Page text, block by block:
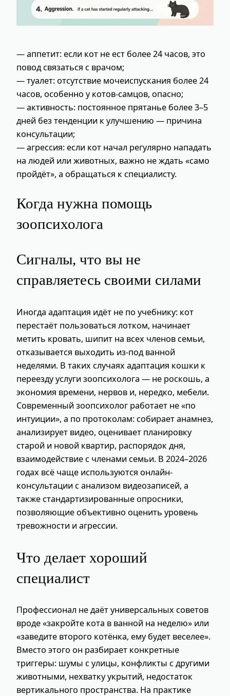
— аппетит: если кот не ест более 24 часов, это
повод связаться с врачом;
— туалет: отсутствие мочеиспускания более 24
часов, особенно у котов-самцов, опасно;
— активность: постоянное прятанье более 3–5
дней без тенденции к улучшению — причина
консультации;
— агрессия: если кот начал регулярно нападать
на людей или животных, важно не ждать «само
пройдёт», а обращаться к специалисту.
Когда нужна помощь
зоопсихолога
Сигналы, что вы не
справляетесь своими силами
Иногда адаптация идёт не по учебнику: кот
перестаёт пользоваться лотком, начинает
метить кровать, шипит на всех членов семьи,
отказывается выходить из-под ванной
неделями. В таких случаях адаптация кошки к
переезду услуги зоопсихолога — не роскошь, а
экономия времени, нервов и, нередко, мебели.
Современный зоопсихолог работает не «по
интуиции», а по протоколам: собирает анамнез,
анализирует видео, оценивает планировку
старой и новой квартир, распорядок дня,
взаимодействие с членами семьи. В 2024–2026
годах всё чаще используются онлайн-
консультации с анализом видеозаписей, а
также стандартизированные опросники,
позволяющие объективно оценить уровень
тревожности и агрессии.
Что делает хороший
специалист
Профессионал не даёт универсальных советов
вроде «закройте кота в ванной на неделю» или
«заведите второго котёнка, ему будет веселее».
Вместо этого он разбирает конкретные
триггеры: шумы с улицы, конфликты с другими
животными, нехватку укрытий, недостаток
вертикального пространства. На практике